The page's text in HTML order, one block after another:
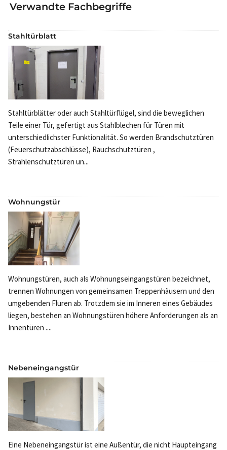
Verwandte Fachbegriffe
Stahltürblatt
Stahltürblätter oder auch Stahltürflügel, sind die beweglichen
Teile einer Tür, gefertigt aus Stahlblechen für Türen mit
unterschiedlichster Funktionalität. So werden Brandschutztüren
(Feuerschutzabschlüsse), Rauchschutztüren ,
Strahlenschutztüren un...
Wohnungstür
Wohnungstüren, auch als Wohnungseingangstüren bezeichnet,
trennen Wohnungen von gemeinsamen Treppenhäusern und den
umgebenden Fluren ab. Trotzdem sie im Inneren eines Gebäudes
liegen, bestehen an Wohnungstüren höhere Anforderungen als an
Innentüren ....
Nebeneingangstür
Eine Nebeneingangstür ist eine Außentür, die nicht Haupteingang